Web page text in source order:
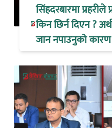
सिंहदरबारमा
किन छिर्न दिएन ?
जान नपाउनुको